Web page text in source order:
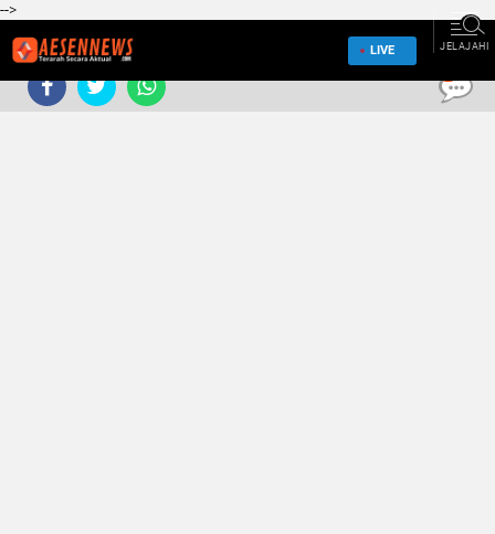
-->
LIVE JELAJAHI